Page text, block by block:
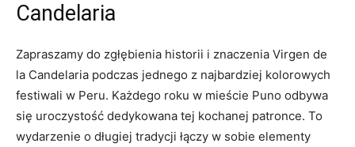
Candelaria
Zapraszamy do zgłębienia historii i znaczenia Virgen de
la ‌Candelaria podczas ⁣jednego z​ najbardziej kolorowych ​
festiwali ‌w Peru. Każdego roku‍ w mieście Puno odbywa
się uroczystość dedykowana tej‌ kochanej patronce. To
wydarzenie o‌ długiej tradycji łączy w sobie elementy